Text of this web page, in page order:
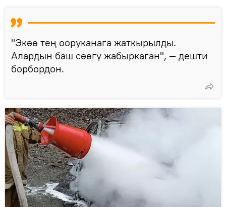
"Экөө тең ооруканага жаткырылды.
Алардын баш сөөгү жабыркаган", — дешти
борбордон.